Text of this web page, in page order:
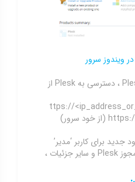
پس از اتمام نصب Plesk ، دسترسی به Plesk از
ttps://
یا https://localhost:8443 (از خود سرور)
جدید برای کاربر ‘مدیر’
Plesk ، انتخاب نوع مجوز Plesk و سایر جزئیات ،